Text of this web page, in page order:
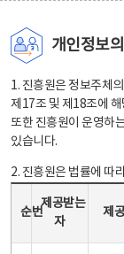
개인정보
1. 진흥원은 정보주체
제17조 및 제18조에
또한 진흥원이 운영하
있습니다.
2. 진흥원은 법률에 따
순번
제공받는
자
제